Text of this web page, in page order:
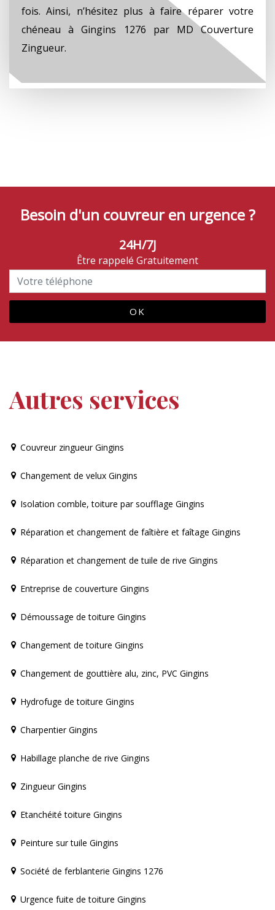
fois. Ainsi, n’hésitez plus à faire réparer votre
chéneau à Gingins 1276 par MD Couverture
Zingueur.
Besoin d'un couvreur en urgence ?
24H/7J
Être rappelé Gratuitement
Autres services
Couvreur zingueur Gingins
Changement de velux Gingins
Isolation comble, toiture par soufflage Gingins
Réparation et changement de faîtière et faîtage Gingins
Réparation et changement de tuile de rive Gingins
Entreprise de couverture Gingins
Démoussage de toiture Gingins
Changement de toiture Gingins
Changement de gouttière alu, zinc, PVC Gingins
Hydrofuge de toiture Gingins
Charpentier Gingins
Habillage planche de rive Gingins
Zingueur Gingins
Etanchéité toiture Gingins
Peinture sur tuile Gingins
Société de ferblanterie Gingins 1276
Urgence fuite de toiture Gingins